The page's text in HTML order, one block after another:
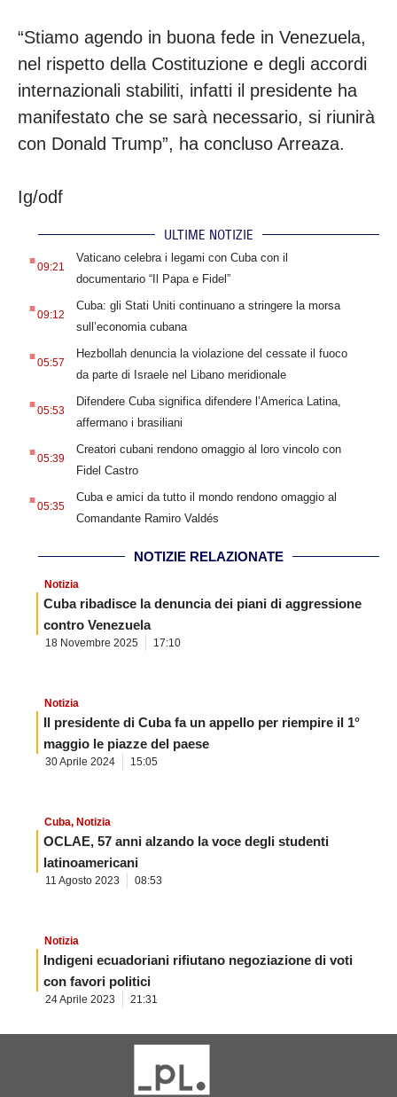
“Stiamo agendo in buona fede in Venezuela,
nel rispetto della Costituzione e degli accordi
internazionali stabiliti, infatti il presidente ha
manifestato che se sarà necessario, si riunirà
con Donald Trump”, ha concluso Arreaza.
Ig/odf
ULTIME NOTIZIE
.09:21
Vaticano celebra i legami con Cuba con il
documentario “Il Papa e Fidel”
.09:12
Cuba: gli Stati Uniti continuano a stringere la morsa
sull’economia cubana
.05:57
Hezbollah denuncia la violazione del cessate il fuoco
da parte di Israele nel Libano meridionale
.05:53
Difendere Cuba significa difendere l’America Latina,
affermano i brasiliani
.05:39
Creatori cubani rendono omaggio al loro vincolo con
Fidel Castro
.05:35
Cuba e amici da tutto il mondo rendono omaggio al
Comandante Ramiro Valdés
NOTIZIE RELAZIONATE
Notizia
Cuba ribadisce la denuncia dei piani di aggressione
contro Venezuela
18 Novembre 2025 17:10
Notizia
Il presidente di Cuba fa un appello per riempire il 1°
maggio le piazze del paese
30 Aprile 2024 15:05
Cuba, Notizia
OCLAE, 57 anni alzando la voce degli studenti
latinoamericani
11 Agosto 2023 08:53
Notizia
Indigeni ecuadoriani rifiutano negoziazione di voti
con favori politici
24 Aprile 2023 21:31